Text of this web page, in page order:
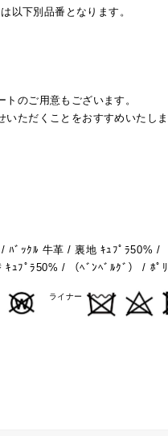
以下別品番となります。
のご用意もございます。
ただくことをおすすめいたしま
ﾞｯｸﾙ 牛革 / 裏地 ｷｭﾌﾟﾗ50% /
ｭﾌﾟﾗ50% / （ﾍﾞﾝﾍﾞﾙｸﾞ） / ﾎﾟ
ライナー